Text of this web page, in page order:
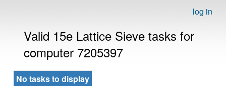
log in
Valid 15e Lattice Sieve tasks for
computer 7205397
No tasks to display